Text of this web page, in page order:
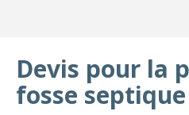
Devis pour la
fosse